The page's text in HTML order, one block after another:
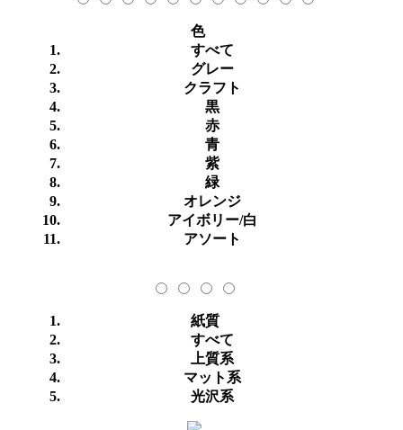
色
すべて
グレー
クラフト
黒
赤
青
紫
緑
オレンジ
アイボリー/白
アソート
紙質
すべて
上質系
マット系
光沢系